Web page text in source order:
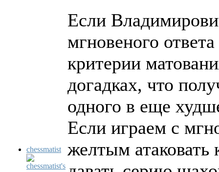
chessmatist
Если
мгновеного
критерии
догадках, что
одного в еще
Если играем с
желтым